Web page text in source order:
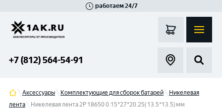
работаем 24/7
+7 (812) 564-54-91
Аксессуары Комплектующие для сборок батарей
Никелевая
лента
Никелевая лента 2P 18650 0.15*27*20.25( 13.5*13.5) мм
Гатчина